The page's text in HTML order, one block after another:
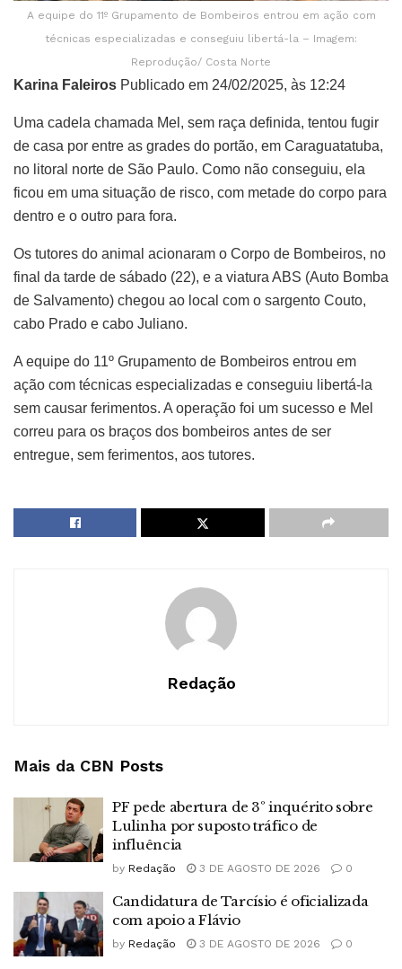
A equipe do 11º Grupamento de Bombeiros entrou em ação com
técnicas especializadas e conseguiu libertá-la – Imagem:
Reprodução/ Costa Norte
Karina Faleiros Publicado em 24/02/2025, às 12:24
Uma cadela chamada Mel, sem raça definida, tentou fugir
de casa por entre as grades do portão, em Caraguatatuba,
no litoral norte de São Paulo. Como não conseguiu, ela
ficou em uma situação de risco, com metade do corpo para
dentro e o outro para fora.
Os tutores do animal acionaram o Corpo de Bombeiros, no
final da tarde de sábado (22), e a viatura ABS (Auto Bomba
de Salvamento) chegou ao local com o sargento Couto,
cabo Prado e cabo Juliano.
A equipe do 11º Grupamento de Bombeiros entrou em
ação com técnicas especializadas e conseguiu libertá-la
sem causar ferimentos. A operação foi um sucesso e Mel
correu para os braços dos bombeiros antes de ser
entregue, sem ferimentos, aos tutores.
Redação
Mais da CBN Posts
PF pede abertura de 3º inquérito sobre
Lulinha por suposto tráfico de
influência
by Redação 3 DE AGOSTO DE 2026 0
Candidatura de Tarcísio é oficializada
com apoio a Flávio
by Redação 3 DE AGOSTO DE 2026 0